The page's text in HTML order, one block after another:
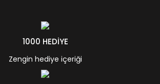
1000 HEDİYE
Zengin hediye içeriği